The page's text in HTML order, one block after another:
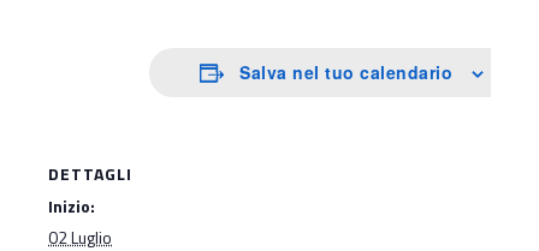
Salva nel tuo calendario
DETTAGLI
Inizio:
02 Luglio